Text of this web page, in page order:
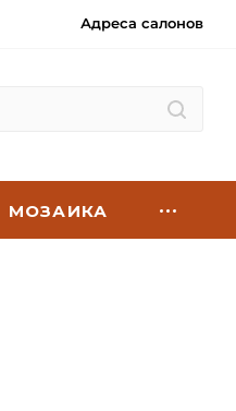
Адреса салонов
МОЗАИКА